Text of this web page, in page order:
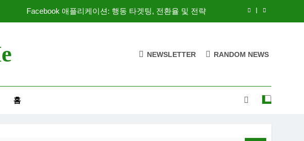
Facebook 애플리케이션: 행동 타겟팅, 전환율 및 전략
애플리케이션: 설득력 있는 콘텐츠, 리드 생성 및 참여
NEWSLETTER RANDOM NEWS
홈